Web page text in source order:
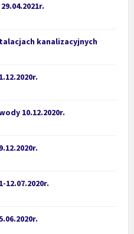
kanalizacyjnych
10.12.2020r.